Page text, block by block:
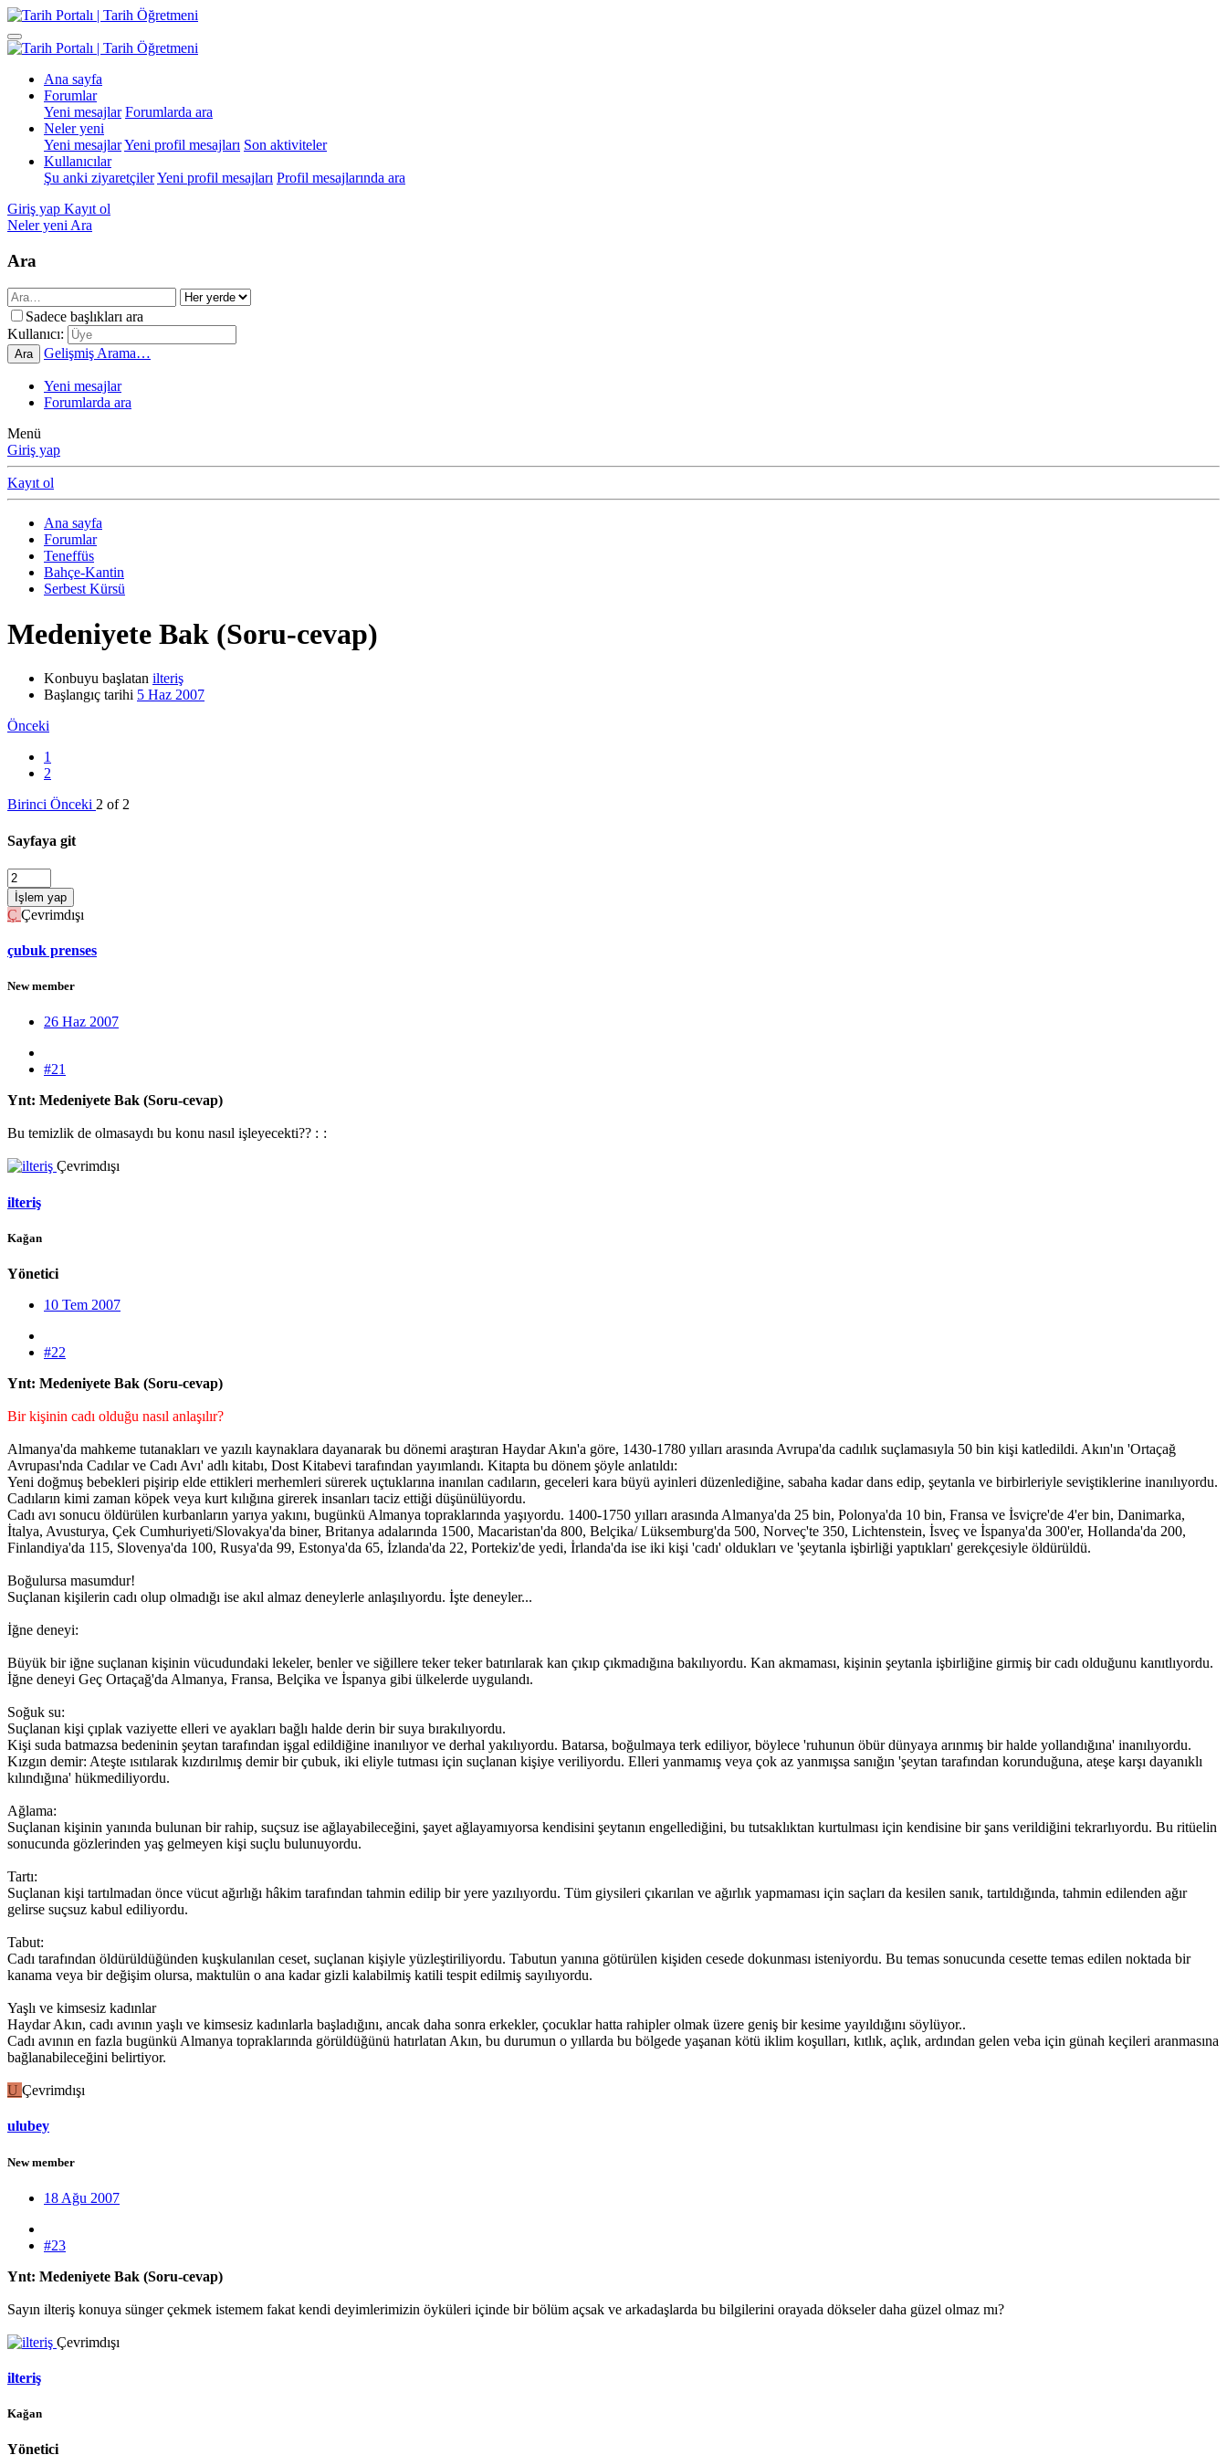
Ana sayfa
Forumlar
Yeni mesajlar Forumlarda ara
Neler yeni
Yeni mesajlarYeni profil mesajları Son aktiviteler
Kullanıcılar
Şu anki ziyaretçilerYeni profil mesajları Profil mesajlarında ara
Giriş yap Kayıt ol
Neler yeni Ara
Ara
Sadece başlıkları ara
Kullanıcı:
Ara Gelişmiş Arama…
Yeni mesajlar
Forumlarda ara
Menü
Giriş yap
Kayıt ol
Ana sayfa
Forumlar
Teneffüs
Bahçe-Kantin
Serbest Kürsü
Medeniyete Bak (Soru-cevap)
Konbuyu başlatan ilteriş
Başlangıç tarihi 5 Haz 2007
Önceki
1
2
Birinci Önceki 2 of 2
Sayfaya git
İşlem yap
Ç Çevrimdışı
çubuk prenses
New member
26 Haz 2007
#21
Ynt: Medeniyete Bak (Soru-cevap)
Bu temizlik de olmasaydı bu konu nasıl işleyecekti?? : :
Çevrimdışı
ilteriş
Kağan
Yönetici
10 Tem 2007
#22
Ynt: Medeniyete Bak (Soru-cevap)
Bir kişinin cadı olduğu nasıl anlaşılır?
Almanya'da mahkeme tutanakları ve yazılı kaynaklara dayanarak bu dönemi araştıran Haydar Akın'a göre, 1430-1780 yılları arasında Avrupa'da cadılık suçlamasıyla 50 bin kişi katledildi. Akın'ın 'Ortaçağ
Avrupası'nda Cadılar ve Cadı Avı' adlı kitabı, Dost Kitabevi tarafından yayımlandı. Kitapta bu dönem şöyle anlatıldı:
Yeni doğmuş bebekleri pişirip elde ettikleri merhemleri sürerek uçtuklarına inanılan cadıların, geceleri kara büyü ayinleri düzenlediğine, sabaha kadar dans edip, şeytanla ve birbirleriyle seviştiklerine inanılıyordu.
Cadıların kimi zaman köpek veya kurt kılığına girerek insanları taciz ettiği düşünülüyordu.
Cadı avı sonucu öldürülen kurbanların yarıya yakını, bugünkü Almanya topraklarında yaşıyordu. 1400-1750 yılları arasında Almanya'da 25 bin, Polonya'da 10 bin, Fransa ve İsviçre'de 4'er bin, Danimarka,
İtalya, Avusturya, Çek Cumhuriyeti/Slovakya'da biner, Britanya adalarında 1500, Macaristan'da 800, Belçika/ Lüksemburg'da 500, Norveç'te 350, Lichtenstein, İsveç ve İspanya'da 300'er, Hollanda'da 200,
Finlandiya'da 115, Slovenya'da 100, Rusya'da 99, Estonya'da 65, İzlanda'da 22, Portekiz'de yedi, İrlanda'da ise iki kişi 'cadı' oldukları ve 'şeytanla işbirliği yaptıkları' gerekçesiyle öldürüldü.
Boğulursa masumdur!
Suçlanan kişilerin cadı olup olmadığı ise akıl almaz deneylerle anlaşılıyordu. İşte deneyler...
İğne deneyi:
Büyük bir iğne suçlanan kişinin vücudundaki lekeler, benler ve siğillere teker teker batırılarak kan çıkıp çıkmadığına bakılıyordu. Kan akmaması, kişinin şeytanla işbirliğine girmiş bir cadı olduğunu kanıtlıyordu.
İğne deneyi Geç Ortaçağ'da Almanya, Fransa, Belçika ve İspanya gibi ülkelerde uygulandı.
Soğuk su:
Suçlanan kişi çıplak vaziyette elleri ve ayakları bağlı halde derin bir suya bırakılıyordu.
Kişi suda batmazsa bedeninin şeytan tarafından işgal edildiğine inanılıyor ve derhal yakılıyordu. Batarsa, boğulmaya terk ediliyor, böylece 'ruhunun öbür dünyaya arınmış bir halde yollandığına' inanılıyordu.
Kızgın demir: Ateşte ısıtılarak kızdırılmış demir bir çubuk, iki eliyle tutması için suçlanan kişiye veriliyordu. Elleri yanmamış veya çok az yanmışsa sanığın 'şeytan tarafından korunduğuna, ateşe karşı dayanıklı
kılındığına' hükmediliyordu.
Ağlama:
Suçlanan kişinin yanında bulunan bir rahip, suçsuz ise ağlayabileceğini, şayet ağlayamıyorsa kendisini şeytanın engellediğini, bu tutsaklıktan kurtulması için kendisine bir şans verildiğini tekrarlıyordu. Bu ritüelin
sonucunda gözlerinden yaş gelmeyen kişi suçlu bulunuyordu.
Tartı:
Suçlanan kişi tartılmadan önce vücut ağırlığı hâkim tarafından tahmin edilip bir yere yazılıyordu. Tüm giysileri çıkarılan ve ağırlık yapmaması için saçları da kesilen sanık, tartıldığında, tahmin edilenden ağır
gelirse suçsuz kabul ediliyordu.
Tabut:
Cadı tarafından öldürüldüğünden kuşkulanılan ceset, suçlanan kişiyle yüzleştiriliyordu. Tabutun yanına götürülen kişiden cesede dokunması isteniyordu. Bu temas sonucunda cesette temas edilen noktada bir
kanama veya bir değişim olursa, maktulün o ana kadar gizli kalabilmiş katili tespit edilmiş sayılıyordu.
Yaşlı ve kimsesiz kadınlar
Haydar Akın, cadı avının yaşlı ve kimsesiz kadınlarla başladığını, ancak daha sonra erkekler, çocuklar hatta rahipler olmak üzere geniş bir kesime yayıldığını söylüyor..
Cadı avının en fazla bugünkü Almanya topraklarında görüldüğünü hatırlatan Akın, bu durumun o yıllarda bu bölgede yaşanan kötü iklim koşulları, kıtlık, açlık, ardından gelen veba için günah keçileri aranmasına
bağlanabileceğini belirtiyor.
U Çevrimdışı
ulubey
New member
18 Ağu 2007
#23
Ynt: Medeniyete Bak (Soru-cevap)
Sayın ilteriş konuya sünger çekmek istemem fakat kendi deyimlerimizin öyküleri içinde bir bölüm açsak ve arkadaşlarda bu bilgilerini orayada dökseler daha güzel olmaz mı?
Çevrimdışı
ilteriş
Kağan
Yönetici